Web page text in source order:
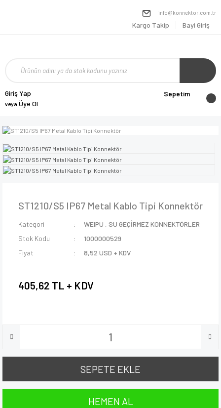
info@konnektor.com.tr
Kargo Takip Bayi Giriş
Giriş Yap
veya Üye Ol
Sepetim
ST1210/S5 IP67 Metal Kablo Tipi Konnektör
Kategori WEIPU ,SU GEÇİRMEZ KONNEKTÖRLER
Stok Kodu
1000000529
Fiyat
8,52 USD + KDV
405,62 TL + KDV
SEPETE EKLE
HEMEN AL